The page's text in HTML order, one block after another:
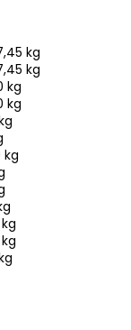
kg
kg
kg
kg
kg